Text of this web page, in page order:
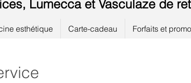
Lumecca et Vasculaze de
esthétique Carte-cadeau Forfaits et